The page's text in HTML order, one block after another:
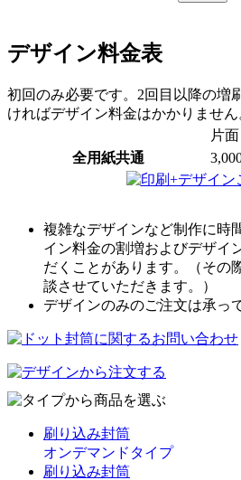
デザイン料金表
初回のみ必要です。2回目以降の増
ければデザイン料金はかかりません
片面
全用紙共通
複雑なデザインなど制作に時
イン料金の割増およびデザイ
だくことがあります。（その
談させていただきます。）
デザインのみのご注文は承っ
刷り込み封筒
オンデマンドタイプ
刷り込み封筒